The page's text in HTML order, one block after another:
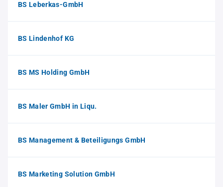
BS Leberkas-GmbH
BS Lindenhof KG
BS MS Holding GmbH
BS Maler GmbH in Liqu.
BS Management & Beteiligungs GmbH
BS Marketing Solution GmbH